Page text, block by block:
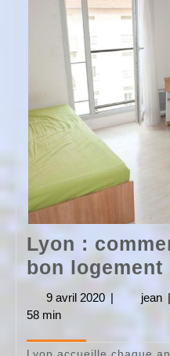
Lyon :
bon
9 avril 2020 9
avril
| jean |
58 min